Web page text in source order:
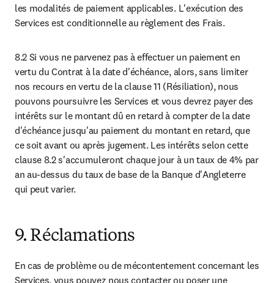
les modalités de paiement applicables. L'exécution des
Services est conditionnelle au règlement des Frais.
8.2 Si vous ne parvenez pas à effectuer un paiement en
vertu du Contrat à la date d'échéance, alors, sans limiter
nos recours en vertu de la clause 11 (Résiliation), nous
pouvons poursuivre les Services et vous devrez payer des
intérêts sur le montant dû en retard à compter de la date
d'échéance jusqu'au paiement du montant en retard, que
ce soit avant ou après jugement. Les intérêts selon cette
clause 8.2 s'accumuleront chaque jour à un taux de 4% par
an au-dessus du taux de base de la Banque d'Angleterre
qui peut varier.
9. Réclamations
En cas de problème ou de mécontentement concernant les
Services, vous pouvez nous contacter ou poser une